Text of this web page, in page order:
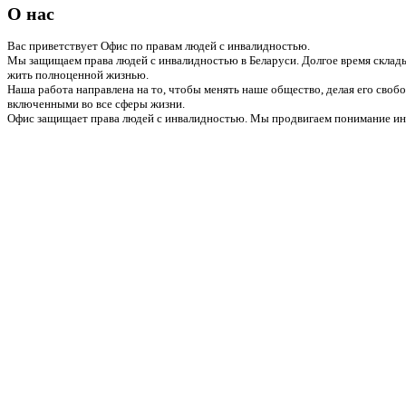
О нас
Вас приветствует Офис по правам людей с инвалидностью.
Мы защищаем права людей с инвалидностью в Беларуси. Долгое время
жить полноценной жизнью.
Наша работа направлена на то, чтобы менять наше общество, делая его
включенными во все сферы жизни.
Офис защищает права людей с инвалидностью. Мы продвигаем понимание